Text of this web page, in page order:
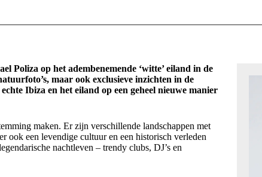
Poliza op het adembenemende ‘witte’ eiland in de
maar ook exclusieve inzichten in de
Ibiza en het eiland op een geheel nieuwe manier
maken. Er zijn verschillende landschappen met
ook een levendige cultuur en een historisch verleden
nachtleven – trendy clubs, DJ’s en